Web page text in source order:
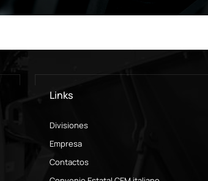
Links
Divisiones
Empresa
Contactos